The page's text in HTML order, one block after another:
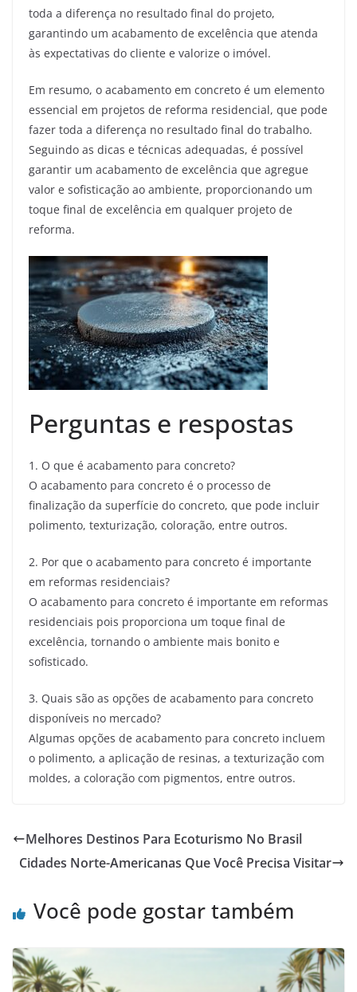
toda a diferença no resultado final do projeto,
garantindo um acabamento de excelência que atenda
às expectativas do cliente e valorize o imóvel.
Em resumo, o acabamento em concreto é um elemento
essencial em projetos de reforma residencial, que pode
fazer toda a diferença no resultado final do trabalho.
Seguindo as dicas e técnicas adequadas, é possível
garantir um acabamento de excelência que agregue
valor e sofisticação ao ambiente, proporcionando um
toque final de excelência em qualquer projeto de
reforma.
Perguntas e respostas
1. O que é acabamento para concreto?
O acabamento para concreto é o processo de
finalização da superfície do concreto, que pode incluir
polimento, texturização, coloração, entre outros.
2. Por que o acabamento para concreto é importante
em reformas residenciais?
O acabamento para concreto é importante em reformas
residenciais pois proporciona um toque final de
excelência, tornando o ambiente mais bonito e
sofisticado.
3. Quais são as opções de acabamento para concreto
disponíveis no mercado?
Algumas opções de acabamento para concreto incluem
o polimento, a aplicação de resinas, a texturização com
moldes, a coloração com pigmentos, entre outros.
Melhores Destinos Para Ecoturismo No Brasil
Cidades Norte-Americanas Que Você Precisa Visitar
Você pode gostar também